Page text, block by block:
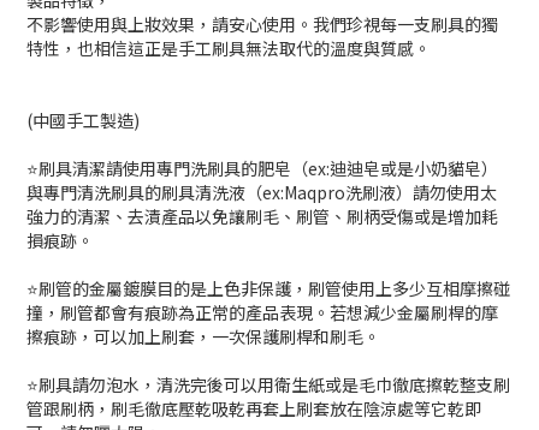
不影響使用與上妝效果，請安心使用。我們珍視每一支刷具的獨
特性，也相信這正是手工刷具無法取代的溫度與質感。
(中國手工製造)
⭐刷具清潔請使用專門洗刷具的肥皂（ex:迪迪皂或是小奶貓皂）
與專門清洗刷具的刷具清洗液（ex:Maqpro洗刷液）請勿使用太
強力的清潔、去漬產品以免讓刷毛、刷管、刷柄受傷或是增加耗
損痕跡。
⭐刷管的金屬鍍膜目的是上色非保護，刷管使用上多少互相摩擦碰
撞，刷管都會有痕跡為正常的產品表現。若想減少金屬刷桿的摩
擦痕跡，可以加上刷套，一次保護刷桿和刷毛。
⭐刷具請勿泡水，清洗完後可以用衛生紙或是毛巾徹底擦乾整支刷
管跟刷柄，刷毛徹底壓乾吸乾再套上刷套放在陰涼處等它乾即